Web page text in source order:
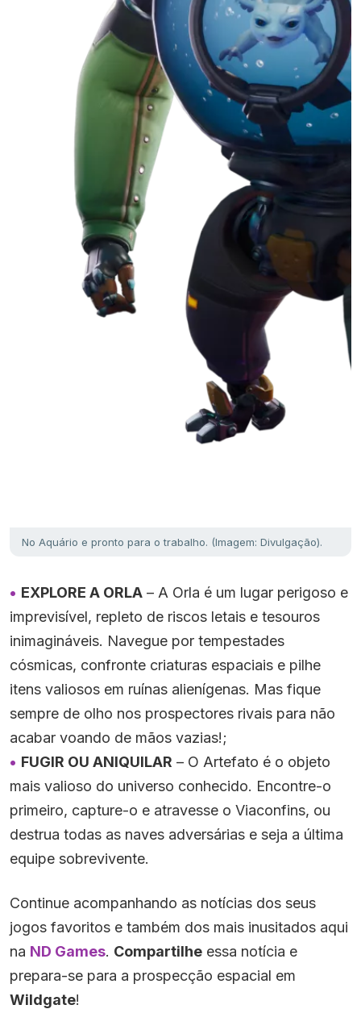
No Aquário e pronto para o trabalho. (Imagem: Divulgação).
EXPLORE A ORLA – A Orla é um lugar perigoso e
imprevisível, repleto de riscos letais e tesouros
inimagináveis. Navegue por tempestades
cósmicas, confronte criaturas espaciais e pilhe
itens valiosos em ruínas alienígenas. Mas fique
sempre de olho nos prospectores rivais para não
acabar voando de mãos vazias!;
FUGIR OU ANIQUILAR – O Artefato é o objeto
mais valioso do universo conhecido. Encontre-o
primeiro, capture-o e atravesse o Viaconfins, ou
destrua todas as naves adversárias e seja a última
equipe sobrevivente.
Continue acompanhando as notícias dos seus
jogos favoritos e também dos mais inusitados aqui
na ND Games. Compartilhe essa notícia e
prepara-se para a prospecção espacial em
Wildgate!